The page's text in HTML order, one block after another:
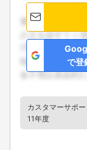
で登
カスタマーサポー
11年度